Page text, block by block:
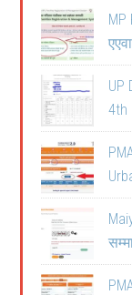
MP
UP
4th